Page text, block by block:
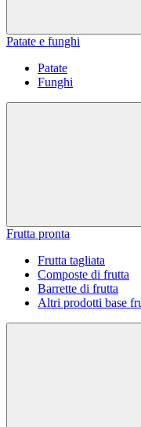
Patate e funghi
Patate
Funghi
Frutta pronta
Frutta tagliata
Composte di frutta
Barrette di frutta
Altri prodotti base